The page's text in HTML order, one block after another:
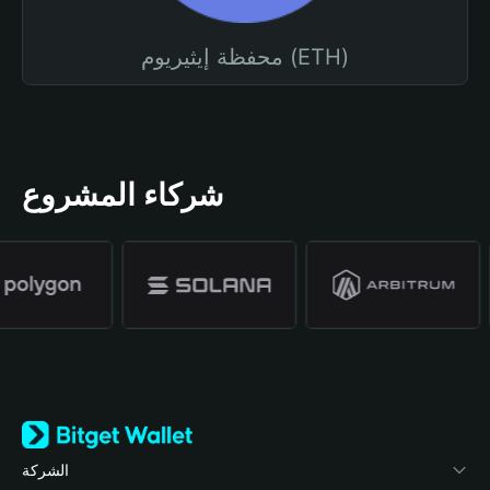
محفظة إيثيريوم (ETH)
شركاء المشروع
الشركة